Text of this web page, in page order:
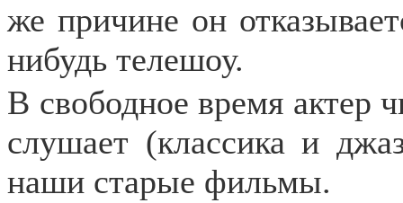
же причине он
нибудь телешоу.
В свободное время актер
слушает (классика и
наши старые фильмы.